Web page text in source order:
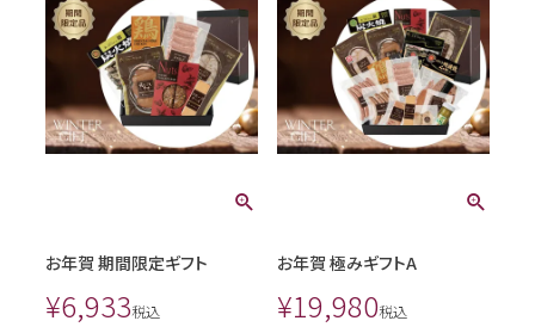
お年賀 期間限定ギフト
¥6,933税込
お年賀 極みギフトA
¥19,980税込